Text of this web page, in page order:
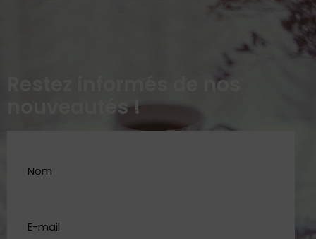
Restez informés de nos
nouveautés !